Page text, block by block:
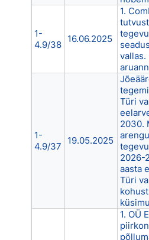
1-
4.9/38
16.06.2025
1.
vallas.
1-
4.9/37
19.05.2025
Türi
2030.
2026-
aasta
Türi
1. OÜ